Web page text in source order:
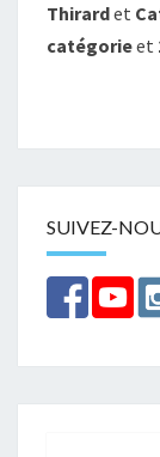
Thirardet
catégorieet
SUIVEZ-